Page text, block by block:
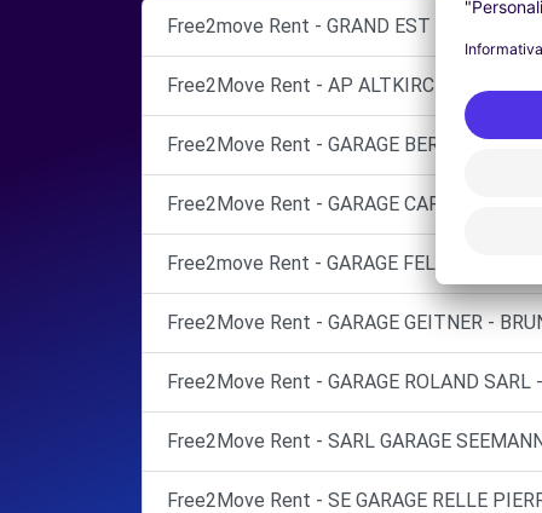
Free2move Rent - GRAND EST
Free2Move Rent - AP ALTKIRCH -
Free2Move Rent - GARAGE BERRA SARL -
Free2Move Rent - GARAGE
Free2move Rent - GARAGE FELDBAUER -
Free2Move Rent - GARAGE GEITNER -
Free2Move Rent - GARAGE ROLAND SARL
Free2Move Rent - SARL GARAGE
Free2Move Rent - SE GARAGE RELLE